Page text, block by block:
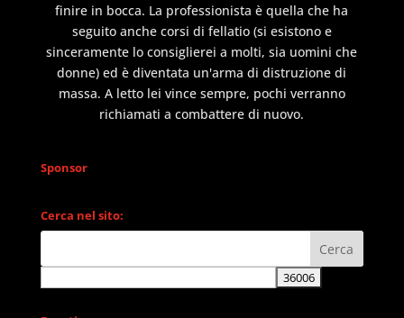
finire in bocca. La professionista è quella che ha
seguito anche corsi di fellatio (si esistono e
sinceramente lo consiglierei a molti, sia uomini che
donne) ed è diventata un'arma di distruzione di
massa. A letto lei vince sempre, pochi verranno
richiamati a combattere di nuovo.
Sponsor
Cerca nel sito: